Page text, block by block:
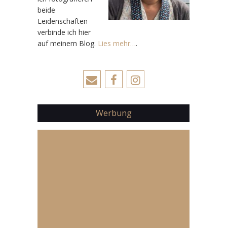
beide
Leidenschaften
verbinde ich hier
auf meinem Blog. Lies mehr….
Werbung